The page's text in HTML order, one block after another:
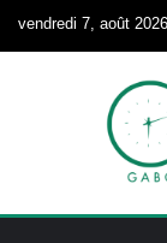
vendredi 7, août 2026